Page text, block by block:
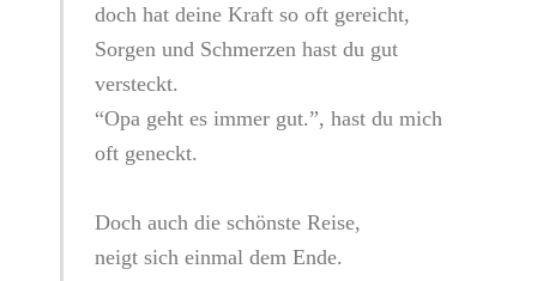
doch hat deine Kraft so oft gereicht,
Sorgen und Schmerzen hast du gut
versteckt.
“Opa geht es immer gut.”, hast du mich
oft geneckt.
Doch auch die schönste Reise,
neigt sich einmal dem Ende.